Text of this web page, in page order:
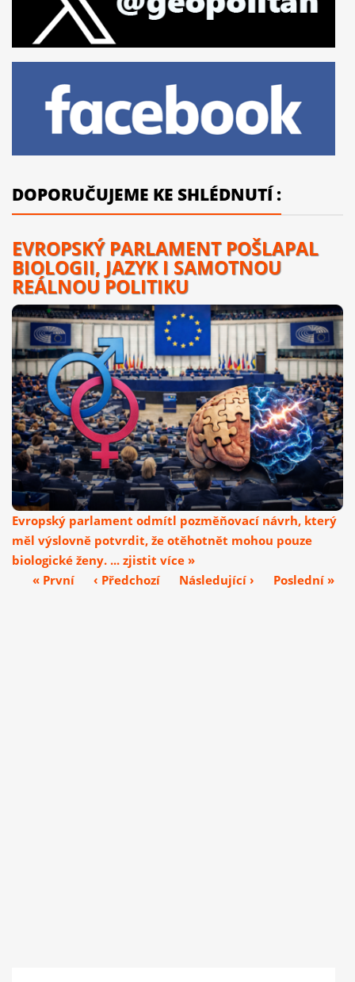
DOPORUČUJEME KE SHLÉDNUTÍ :
EVROPSKÝ PARLAMENT POŠLAPAL
BIOLOGII, JAZYK I SAMOTNOU
REÁLNOU POLITIKU
Evropský parlament odmítl pozměňovací návrh, který
měl výslovně potvrdit, že otěhotnět mohou pouze
biologické ženy. ... zjistit více »
« První
‹ Předchozí Následující › Poslední »